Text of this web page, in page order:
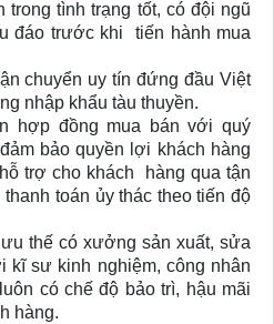
trong tình trạng tốt, có đội ngũ
đáo trước khi tiến hành mua
chuyển uy tín đứng đầu Việt
nhập khẩu tàu thuyền.
hợp đồng mua bán với quý
bảo quyền lợi khách hàng
trợ cho khách hàng qua tận
toán ủy thác theo tiến độ
thế có xưởng sản xuất, sửa
kĩ sư kinh nghiệm, công nhân
có chế độ bảo trì, hậu mãi
hàng.